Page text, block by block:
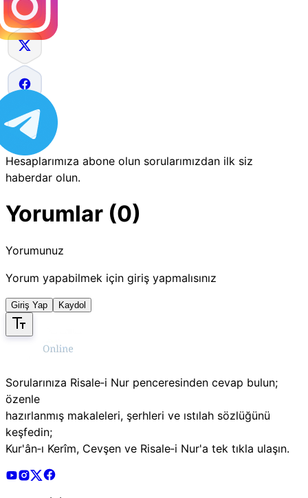
Hesaplarımıza abone olun sorularımızdan ilk siz
haberdar olun.
Yorumlar (0)
Yorumunuz
Yorum yapabilmek için giriş yapmalısınız
Giriş Yap Kaydol
Sorularınıza Risale‑i Nur penceresinden cevap bulun;
özenle
hazırlanmış makaleleri, şerhleri ve ıstılah sözlüğünü
keşfedin;
Kur'ân‑ı Kerîm, Cevşen ve Risale‑i Nur'a tek tıkla ulaşın.
Risale Online Youtube Hesabı
Risale Online Instagram Hesabı
Risale Online X Hesabı